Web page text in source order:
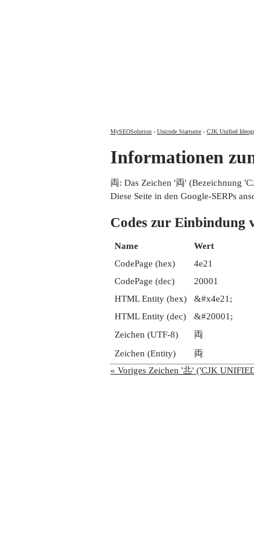
MySEOSolution › Unicode Startseite › CJK Unified
Informationen
両: Das Zeichen '両' (Bezeichnung
Diese Seite in den Google-SERPs
Codes zur
Name
Wert
CodePage (hex)
4e21
CodePage (dec)
20001
HTML Entity (hex)
&#x4e21;
HTML Entity (dec)
&#20001;
Zeichen (UTF-8)
両
Zeichen (Entity)
両
« Voriges Zeichen '丠' ('CJK